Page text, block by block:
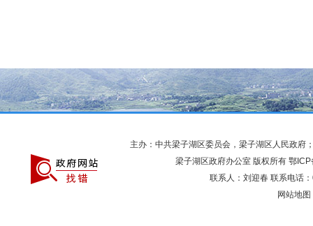
主办：中共梁子湖区委员会，梁子湖区人民政府
梁子湖区政府办公室 版权所有 鄂
联系人：刘迎春 联系电话
网站地图